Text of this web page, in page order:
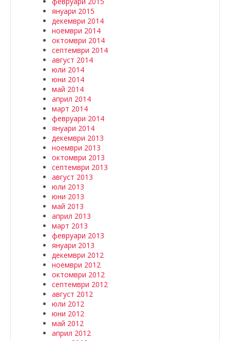
януари 2015
декември 2014
ноември 2014
октомври 2014
септември 2014
август 2014
юли 2014
юни 2014
май 2014
април 2014
март 2014
февруари 2014
януари 2014
декември 2013
ноември 2013
октомври 2013
септември 2013
август 2013
юли 2013
юни 2013
май 2013
април 2013
март 2013
февруари 2013
януари 2013
декември 2012
ноември 2012
октомври 2012
септември 2012
август 2012
юли 2012
юни 2012
май 2012
април 2012